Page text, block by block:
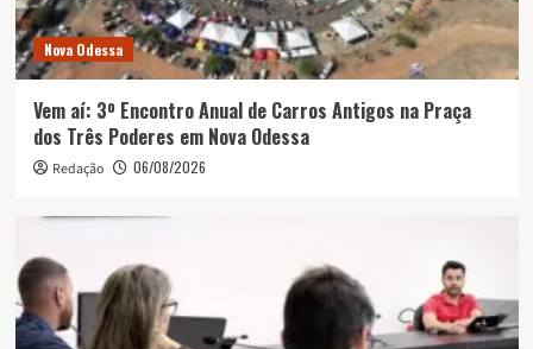
Nova Odessa
Vem aí: 3º Encontro Anual de Carros Antigos na Praça
dos Três Poderes em Nova Odessa
Redação 06/08/2026